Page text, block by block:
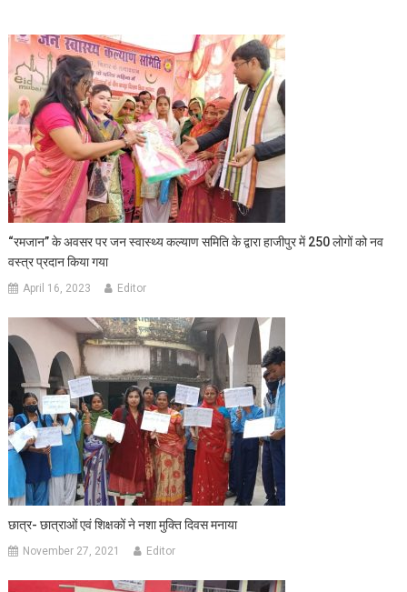
“रमजान” के अवसर पर जन स्वास्थ्य कल्याण समिति के द्वारा हाजीपुर में 250 लोगों को नव
वस्त्र प्रदान किया गया
April 16, 2023 Editor
छात्र- छात्राओं एवं शिक्षकों ने नशा मुक्ति दिवस मनाया
November 27, 2021 Editor